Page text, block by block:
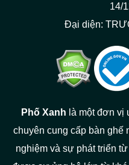
14/
Đại diện:
Phố Xanh là một đơn vị
chuyên cung cấp bàn
nghiệm và sự phát triển